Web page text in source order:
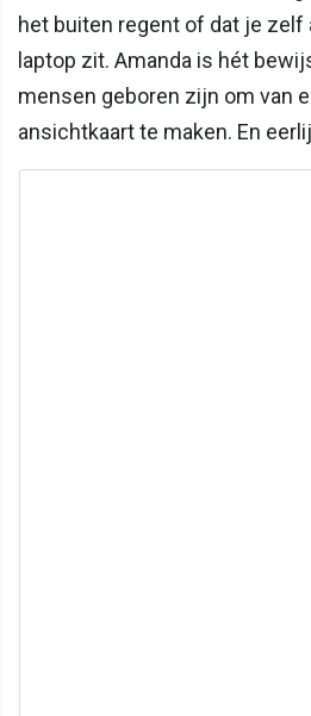
het buiten regent of dat je zelf
laptop zit. Amanda is hét
mensen geboren zijn om van
ansichtkaart te maken. En